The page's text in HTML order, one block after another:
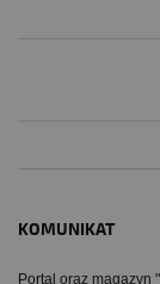
KOMUNIKAT
Portal oraz magazyn